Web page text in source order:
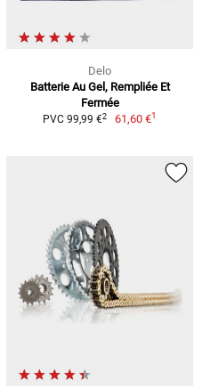
Delo
Batterie Au Gel, Rempliée Et
Fermée
PVC 99,99 €2 61,60 €1